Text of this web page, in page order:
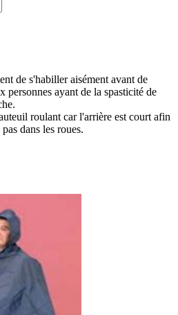
de s'habiller aisément avant de
personnes ayant de la spasticité de
roulant car l'arrière est court afin
dans les roues.